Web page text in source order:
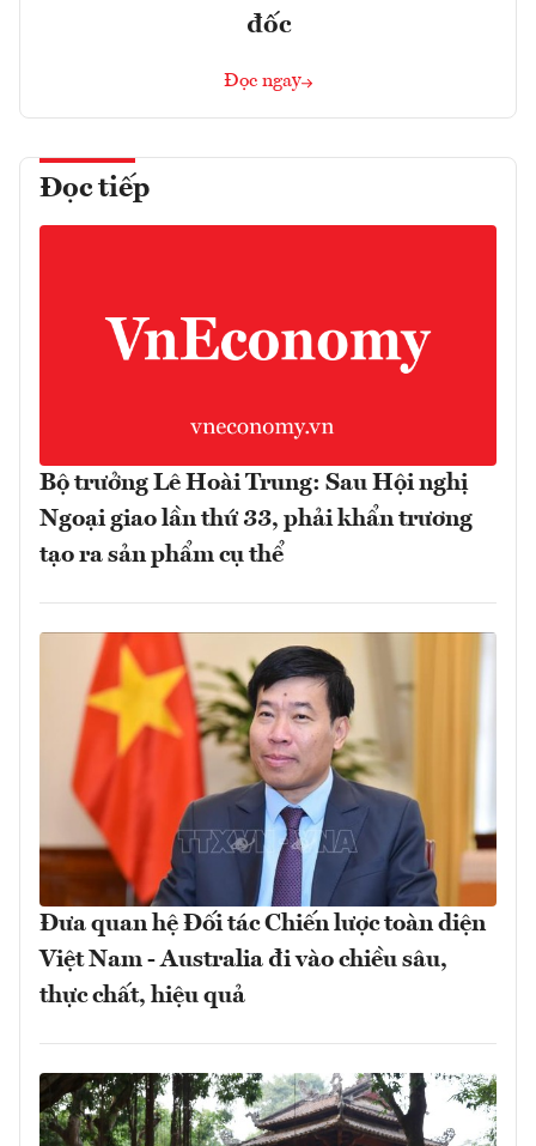
đốc
Đọc ngay
Đọc tiếp
Bộ trưởng Lê Hoài Trung: Sau Hội nghị
Ngoại giao lần thứ 33, phải khẩn trương
tạo ra sản phẩm cụ thể
Đưa quan hệ Đối tác Chiến lược toàn diện
Việt Nam - Australia đi vào chiều sâu,
thực chất, hiệu quả